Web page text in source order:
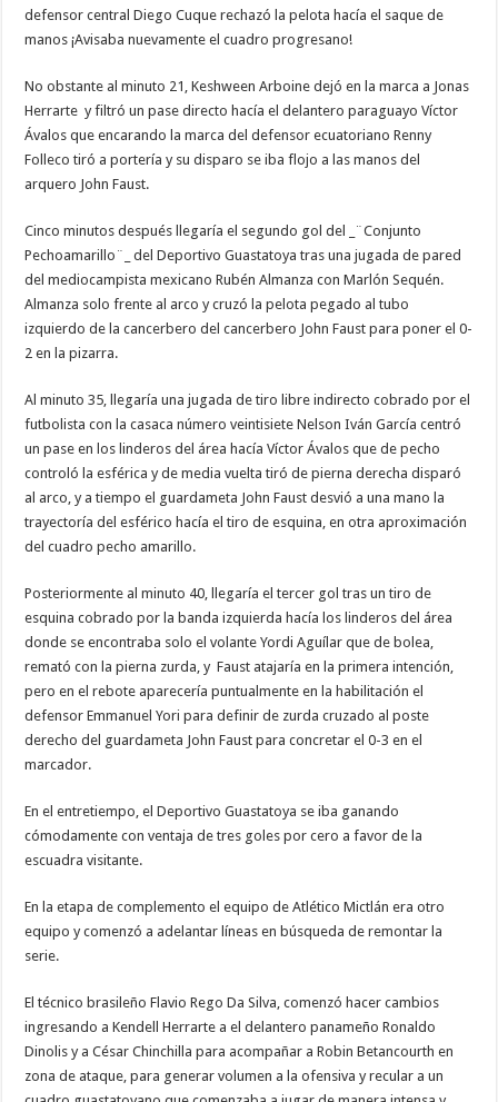
defensor central Diego Cuque rechazó la pelota hacía el saque de
manos ¡Avisaba nuevamente el cuadro progresano!
No obstante al minuto 21, Keshween Arboine dejó en la marca a Jonas
Herrarte y filtró un pase directo hacía el delantero paraguayo Víctor
Ávalos que encarando la marca del defensor ecuatoriano Renny
Folleco tiró a portería y su disparo se iba flojo a las manos del
arquero John Faust.
Cinco minutos después llegaría el segundo gol del _¨Conjunto
Pechoamarillo¨_ del Deportivo Guastatoya tras una jugada de pared
del mediocampista mexicano Rubén Almanza con Marlón Sequén.
Almanza solo frente al arco y cruzó la pelota pegado al tubo
izquierdo de la cancerbero del cancerbero John Faust para poner el 0-
2 en la pizarra.
Al minuto 35, llegaría una jugada de tiro libre indirecto cobrado por el
futbolista con la casaca número veintisiete Nelson Iván García centró
un pase en los linderos del área hacía Víctor Ávalos que de pecho
controló la esférica y de media vuelta tiró de pierna derecha disparó
al arco, y a tiempo el guardameta John Faust desvió a una mano la
trayectoría del esférico hacía el tiro de esquina, en otra aproximación
del cuadro pecho amarillo.
Posteriormente al minuto 40, llegaría el tercer gol tras un tiro de
esquina cobrado por la banda izquierda hacía los linderos del área
donde se encontraba solo el volante Yordi Aguílar que de bolea,
remató con la pierna zurda, y Faust atajaría en la primera intención,
pero en el rebote aparecería puntualmente en la habilitación el
defensor Emmanuel Yori para definir de zurda cruzado al poste
derecho del guardameta John Faust para concretar el 0-3 en el
marcador.
En el entretiempo, el Deportivo Guastatoya se iba ganando
cómodamente con ventaja de tres goles por cero a favor de la
escuadra visitante.
En la etapa de complemento el equipo de Atlético Mictlán era otro
equipo y comenzó a adelantar líneas en búsqueda de remontar la
serie.
El técnico brasileño Flavio Rego Da Silva, comenzó hacer cambios
ingresando a Kendell Herrarte a el delantero panameño Ronaldo
Dinolis y a César Chinchilla para acompañar a Robin Betancourth en
zona de ataque, para generar volumen a la ofensiva y recular a un